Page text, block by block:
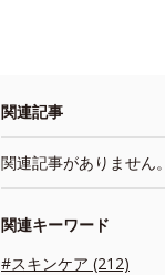
関連記事
関連記事がありません。
関連キーワード
#スキンケア (212)